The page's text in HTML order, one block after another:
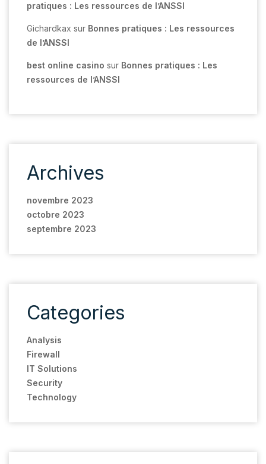
pratiques : Les ressources de l’ANSSI
Gichardkax sur Bonnes pratiques : Les ressources
de l’ANSSI
best online casino sur Bonnes pratiques : Les
ressources de l’ANSSI
Archives
novembre 2023
octobre 2023
septembre 2023
Categories
Analysis
Firewall
IT Solutions
Security
Technology